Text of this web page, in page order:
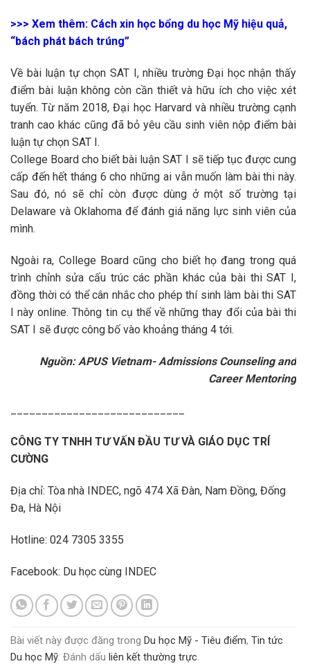
>>> Xem thêm: Cách xin học bổng du học Mỹ hiệu quả,
“bách phát bách trúng”
Về bài luận tự chọn SAT I, nhiều trường Đại học nhận thấy
điểm bài luận không còn cần thiết và hữu ích cho việc xét
tuyển. Từ năm 2018, Đại học Harvard và nhiều trường cạnh
tranh cao khác cũng đã bỏ yêu cầu sinh viên nộp điểm bài
luận tự chọn SAT I.
College Board cho biết bài luận SAT I sẽ tiếp tục được cung
cấp đến hết tháng 6 cho những ai vẫn muốn làm bài thi này.
Sau đó, nó sẽ chỉ còn được dùng ở một số trường tại
Delaware và Oklahoma để đánh giá năng lực sinh viên của
mình.
Ngoài ra, College Board cũng cho biết họ đang trong quá
trình chỉnh sửa cấu trúc các phần khác của bài thi SAT I,
đồng thời có thể cân nhắc cho phép thí sinh làm bài thi SAT
I này online. Thông tin cụ thể về những thay đổi của bài thi
SAT I sẽ được công bố vào khoảng tháng 4 tới.
Nguồn: APUS Vietnam- Admissions Counseling and
Career Mentoring
CÔNG TY TNHH TƯ VẤN ĐẦU TƯ VÀ GIÁO DỤC TRÍ
CƯỜNG
Địa chỉ: Tòa nhà INDEC, ngõ 474 Xã Đàn, Nam Đồng, Đống
Đa, Hà Nội
Hotline: 024 7305 3355
Facebook: Du học cùng INDEC
Bài viết này được đăng trong Du học Mỹ - Tiêu điểm, Tin tức
Du học Mỹ. Đánh dấu liên kết thường trực.